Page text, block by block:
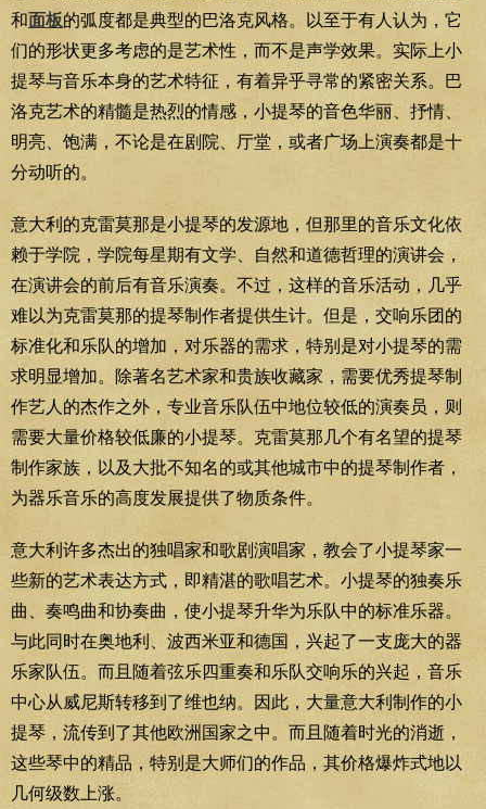
和面板的弧度都是典型的巴洛克风格。以至于有人认为，它
们的形状更多考虑的是艺术性，而不是声学效果。实际上小
提琴与音乐本身的艺术特征，有着异乎寻常的紧密关系。巴
洛克艺术的精髓是热烈的情感，小提琴的音色华丽、抒情、
明亮、饱满，不论是在剧院、厅堂，或者广场上演奏都是十
分动听的。
意大利的克雷莫那是小提琴的发源地，但那里的音乐文化依
赖于学院，学院每星期有文学、自然和道德哲理的演讲会，
在演讲会的前后有音乐演奏。不过，这样的音乐活动，几乎
难以为克雷莫那的提琴制作者提供生计。但是，交响乐团的
标准化和乐队的增加，对乐器的需求，特别是对小提琴的需
求明显增加。除著名艺术家和贵族收藏家，需要优秀提琴制
作艺人的杰作之外，专业音乐队伍中地位较低的演奏员，则
需要大量价格较低廉的小提琴。克雷莫那几个有名望的提琴
制作家族，以及大批不知名的或其他城市中的提琴制作者，
为器乐音乐的高度发展提供了物质条件。
意大利许多杰出的独唱家和歌剧演唱家，教会了小提琴家一
些新的艺术表达方式，即精湛的歌唱艺术。小提琴的独奏乐
曲、奏鸣曲和协奏曲，使小提琴升华为乐队中的标准乐器。
与此同时在奥地利、波西米亚和德国，兴起了一支庞大的器
乐家队伍。而且随着弦乐四重奏和乐队交响乐的兴起，音乐
中心从威尼斯转移到了维也纳。因此，大量意大利制作的小
提琴，流传到了其他欧洲国家之中。而且随着时光的消逝，
这些琴中的精品，特别是大师们的作品，其价格爆炸式地以
几何级数上涨。